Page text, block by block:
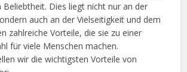
Dies liegt nicht nur an der
auch an der Vielseitigkeit und dem
zahlreiche Vorteile, die sie zu einer
für viele Menschen machen.
wir die wichtigsten Vorteile von